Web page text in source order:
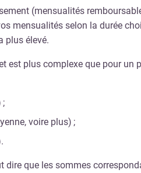
(mensualités
mensualités selon la durée
plus élevé.
est plus complexe que pour
;
voire plus) ;
que les sommes